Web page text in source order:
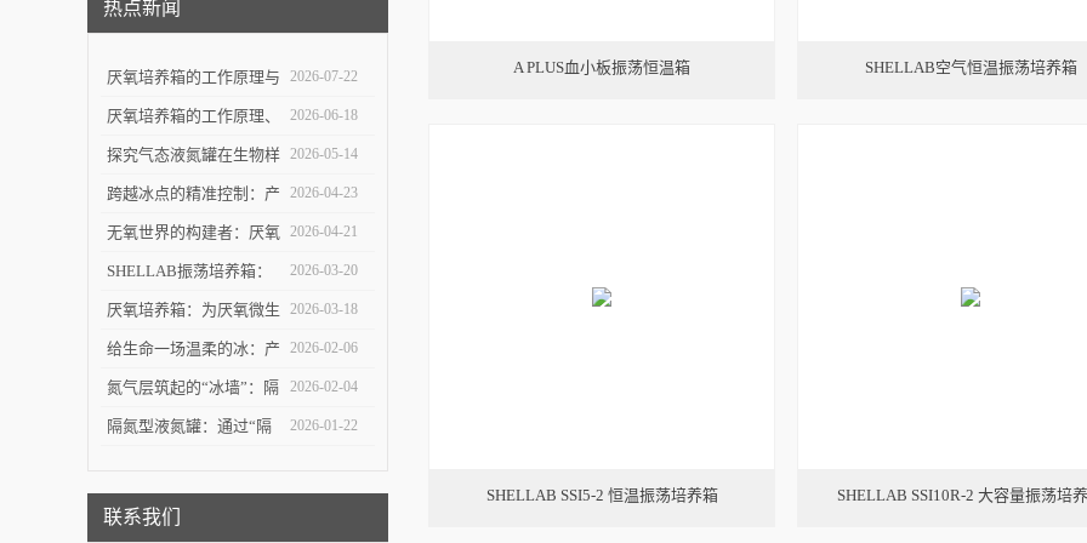
热点新闻
厌氧培养箱的工作原理与
操作环境控制技术解析
2026-07-22
厌氧培养箱的工作原理、
结构设计与微生物培养应
用探讨
2026-06-18
探究气态液氮罐在生物样
本深低温存储中的技术优
势与安全逻辑
2026-05-14
跨越冰点的精准控制：产
业型程序降温仪在生物制
造中的价值
2026-04-23
无氧世界的构建者：厌氧
培养箱的技术原理与应用
探索
2026-04-21
SHELLAB振荡培养箱：
温度与振荡协同下的细胞
与微生物“生长引擎”
2026-03-20
厌氧培养箱：为厌氧微生
物打造“无氧之家”的关键
实验平台
2026-03-18
给生命一场温柔的冰：产
业型程序降温仪如何守护
细胞的深冷之门
2026-02-06
氮气层筑起的“冰墙”：隔
氮型液氮罐如何重新定义
2026-02-04
隔氮型液氮罐：通过“隔 2026-01-22
联系我们
A PLUS血小板振荡恒温箱 SHELLAB空气恒温振荡培养箱
SHELLAB SSI5-2 恒温振荡培养箱 SHELLAB SSI10R-2 大容量振荡培